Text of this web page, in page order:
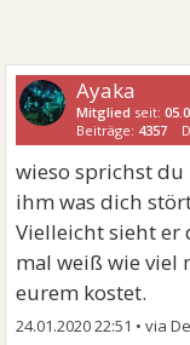
Ayaka
Mitglied seit:
Beiträge: 4357
wieso sprichst
ihm was dich
Vielleicht sieht er
mal weiß wie viel
eurem kostet.
24.01.2020 22:51 •